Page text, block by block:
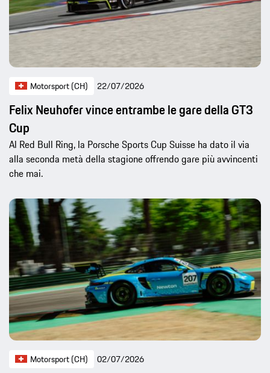
Motorsport (CH) 22/07/2026
Felix Neuhofer vince entrambe le gare della GT3
Cup
Al Red Bull Ring, la Porsche Sports Cup Suisse ha dato il via
alla seconda metà della stagione offrendo gare più avvincenti
che mai.
Motorsport (CH) 02/07/2026